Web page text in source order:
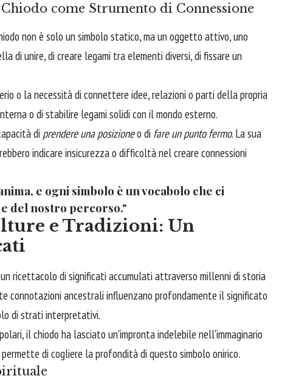
come Strumento di Connessione
non è solo un simbolo statico, ma un oggetto attivo, uno
di unire, di creare legami tra elementi diversi, di fissare un
o la necessità di connettere idee, relazioni o parti della propria
o di stabilire legami solidi con il mondo esterno.
di prendere una posizioneo di fare un punto fermo. La sua
indicare insicurezza o difficoltà nel creare connessioni
e ogni simbolo è un vocabolo che ci
del nostro percorso."
e Tradizioni: Un
ricettacolo di significati accumulati attraverso millenni di storia
connotazioni ancestrali influenzano profondamente il significato
di strati interpretativi.
il chiodo ha lasciato un'impronta indelebile nell'immaginario
di cogliere la profondità di questo simbolo onirico.